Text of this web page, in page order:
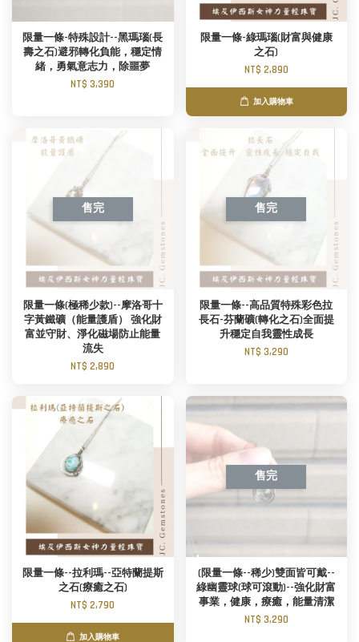
限量一條-特殊設計--黑瑪瑙(長
壽之石)避邪轉化負能，穩定情
緒，勇氣意志力，除噩夢
NT$ 3,390
限量一條-綠瑪瑙(財富與健康
之石)
NT$ 2,890
加入購物車
售完
限量一條(極稀少款)--摩洛哥十
字黃鐵礦（能量護盾） 強化財
富並守財、淨化磁場防止能量
流失
NT$ 2,890
售完
限量一條--高品質特殊彩色拉
長石-芬蘭礦(轉化之石)全面提
升穩定自我靈性成長
NT$ 3,290
限量一條--拉利瑪--亞特蘭提斯
之石(療癒之石)
NT$ 2,790
加入購物車
售完
(限量一條--稀少)雙面皆可戴--
綠幽靈球(球可滾動)--強化財富
事業，健康，療癒，能量清潔
NT$ 3,290